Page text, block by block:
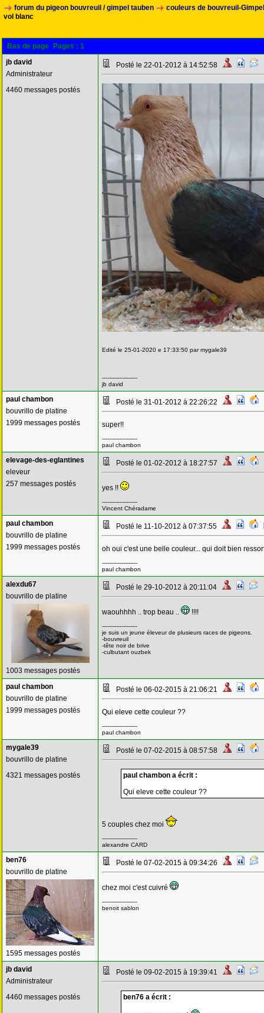
forum du pigeon bouvreuil / gimpel tauben
couleurs de bouvreuil-
vol blanc
Bas de page Pages : 1
jb david
Administrateur
4460 messages postés
Posté le 22-01-2012 à 14:52:58
Edité le 25-01-2020 e 17:33:50 par mygale39
--------------------
jb david
paul chambon
bouvrillo de platine
1999 messages postés
Posté le 31-01-2012 à 22:26:22
super!!
--------------------
paul chambon
elevage-des-eglantines
eleveur
257 messages postés
Posté le 01-02-2012 à 18:27:57
yes !!
--------------------
Vincent Chéradame
paul chambon
bouvrillo de platine
1999 messages postés
Posté le 11-10-2012 à 07:37:55
oh oui c'est une belle couleur... qui doit bien
--------------------
paul chambon
alexdu67
bouvrillo de platine
1003 messages postés
Posté le 29-10-2012 à 20:11:04
waouhhhh .. trop beau .. !!!!
--------------------
je suis un jeune éleveur de plusieurs races de pigeons.
-bouvreuil
-tête noir de brive
-culbutant ouzbek
paul chambon
bouvrillo de platine
1999 messages postés
Posté le 06-02-2015 à 21:06:21
Qui eleve cette couleur ??
--------------------
paul chambon
mygale39
bouvrillo de platine
4321 messages postés
Posté le 07-02-2015 à 08:57:58
paul chambon a écrit :
Qui eleve cette couleur ??
5 couples chez moi
--------------------
alexandre CARD
ben76
bouvrillo de platine
1595 messages postés
Posté le 07-02-2015 à 09:34:26
chez moi c'est cuivré
--------------------
benoit sablon
jb david
Administrateur
4460 messages postés
Posté le 09-02-2015 à 19:39:41
ben76 a écrit :